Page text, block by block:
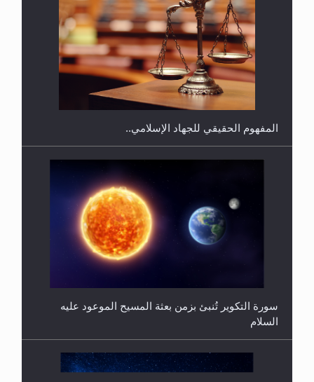
فتوى أمير المؤمنين الميرزا مسرور أحمد أيده الله في
أطفال الأنابيب وتحديد جنس المولود..
هل من الصحيح أن ديّة المرأة المقتولة تساوي نصف ديّة
سورة التكوير تُنبئ بزمن بعثة المسيح الموعود عليه
السلام
حقيقة المسيح الدجال